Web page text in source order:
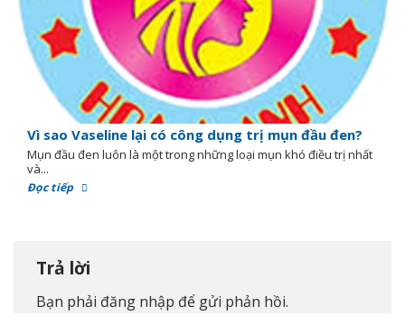
Vì sao Vaseline lại có công dụng trị mụn đầu đen?
Mụn đầu đen luôn là một trong những loại mụn khó điều trị nhất
và...
Đọc tiếp
Trả lời
Bạn phải đăng nhập để gửi phản hồi.